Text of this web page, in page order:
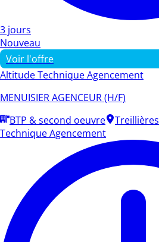
3 jours
Nouveau
Voir l'offre
Altitude Technique Agencement
MENUISIER AGENCEUR (H/F)
BTP & second oeuvre
Treillières
Technique Agencement